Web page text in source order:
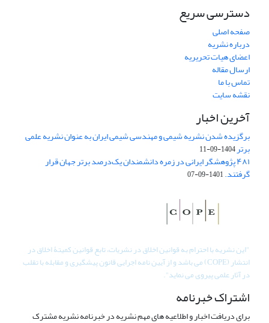
دسترسی سریع
صفحه اصلی
درباره نشریه
اعضای هیات تحریریه
ارسال مقاله
تماس با ما
نقشه سایت
آخرین اخبار
برگزیده شدن نشریه شیمی و مهندسی شیمی ایران به عنوان نشریه علمی
برتر1404-09-11
۴۸۱ پژوهشگر ایرانی در زمره دانشمندان یک‌درصد برتر جهان قرار
گرفتند.1401-09-07
"این نشریه با احترام به قوانین اخلاق در نشریات، تابع قوانین کمیتۀ اخلاق در
انتشار (COPE) می باشد و از آیین نامه اجرایی قانون پیشگیری و مقابله با تقلب
در آثار علمی پیروی می نماید".
اشتراک خبرنامه
برای دریافت اخبار و اطلاعیه های مهم نشریه در خبرنامه نشریه مشترک